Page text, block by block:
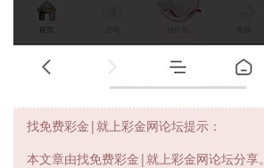
找免费彩金|就上彩金网论坛提示：
本文章由找免费彩金|就上彩金网论坛分享。